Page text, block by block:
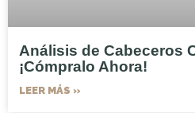
Análisis de Cabeceros
¡Cómpralo Ahora!
LEER MÁS »